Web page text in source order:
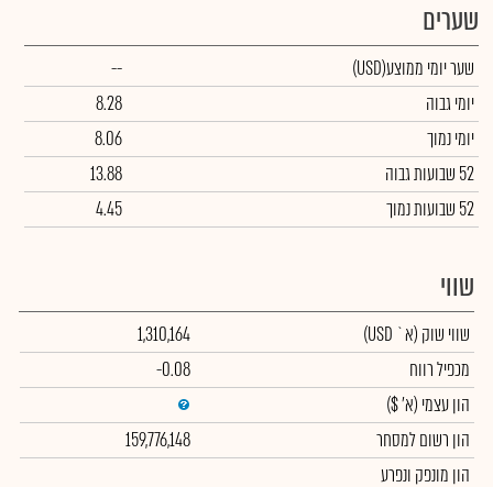
שערים
שער יומי ממוצע(USD)
--
יומי גבוה
8.28
יומי נמוך
8.06
52 שבועות גבוה
13.88
52 שבועות נמוך
4.45
שווי
שווי שוק (א` USD)
1,310,164
מכפיל רווח
-0.08
הון עצמי (א' $)
הון רשום למסחר
159,776,148
הון מונפק ונפרע